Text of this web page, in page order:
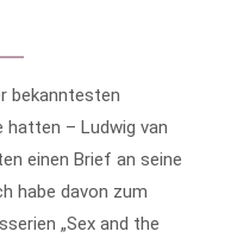
bekanntesten
hatten – Ludwig van
einen Brief an seine
habe davon zum
„Sex and the